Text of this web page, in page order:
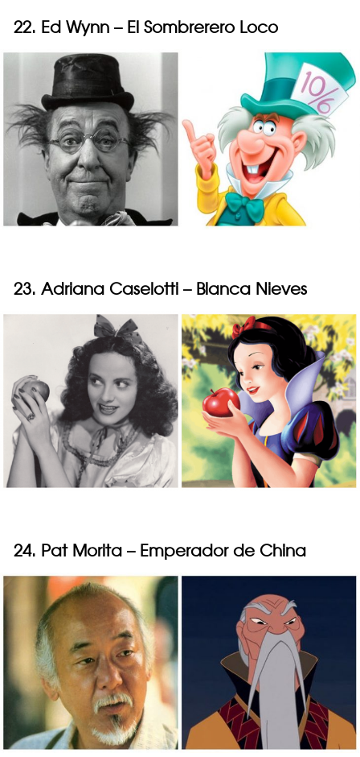
22. Ed Wynn – El Sombrerero Loco
23. Adriana Caselotti – Blanca Nieves
24. Pat Morita – Emperador de China